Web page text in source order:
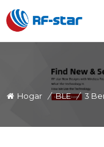
Hogar / BLE /